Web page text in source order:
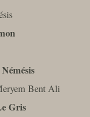
Bent Ali
Gris